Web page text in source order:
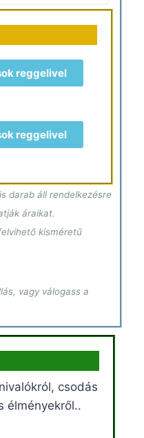
reggelivel
reggelivel
darab áll rendelkezésre
áraikat.
kisméretű
vagy válogass a
csodás
élményekről..